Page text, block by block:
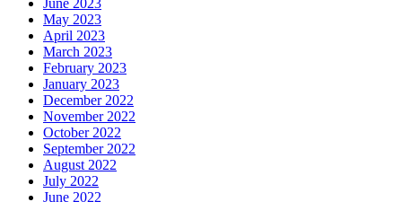
June 2023
May 2023
April 2023
March 2023
February 2023
January 2023
December 2022
November 2022
October 2022
September 2022
August 2022
July 2022
June 2022